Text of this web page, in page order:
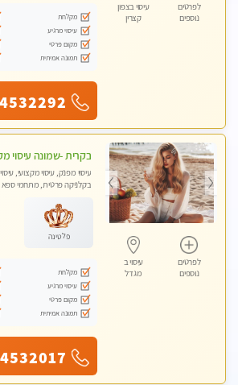
לפרטים
נוספים
עיסוי בצפון
קצרין
מקלחת
עיסוי מרגיע
מקום פרטי
תמונה אמיתית
לפרטים
נוספים
עיסוי ב
מגדל
עיסוי מפנק, עיסוי מקצועי, עיסוי
בקלניקה פרטית, מתחמי
פלטינה
מקלחת
עיסוי מרגיע
מקום פרטי
תמונה אמיתית